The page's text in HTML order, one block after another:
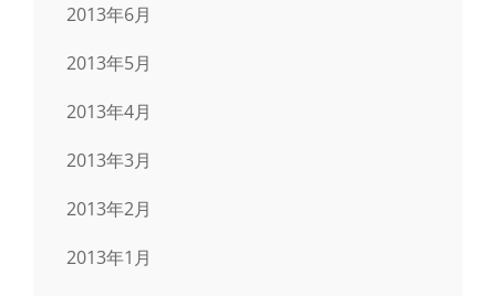
2013年6月
2013年5月
2013年4月
2013年3月
2013年2月
2013年1月